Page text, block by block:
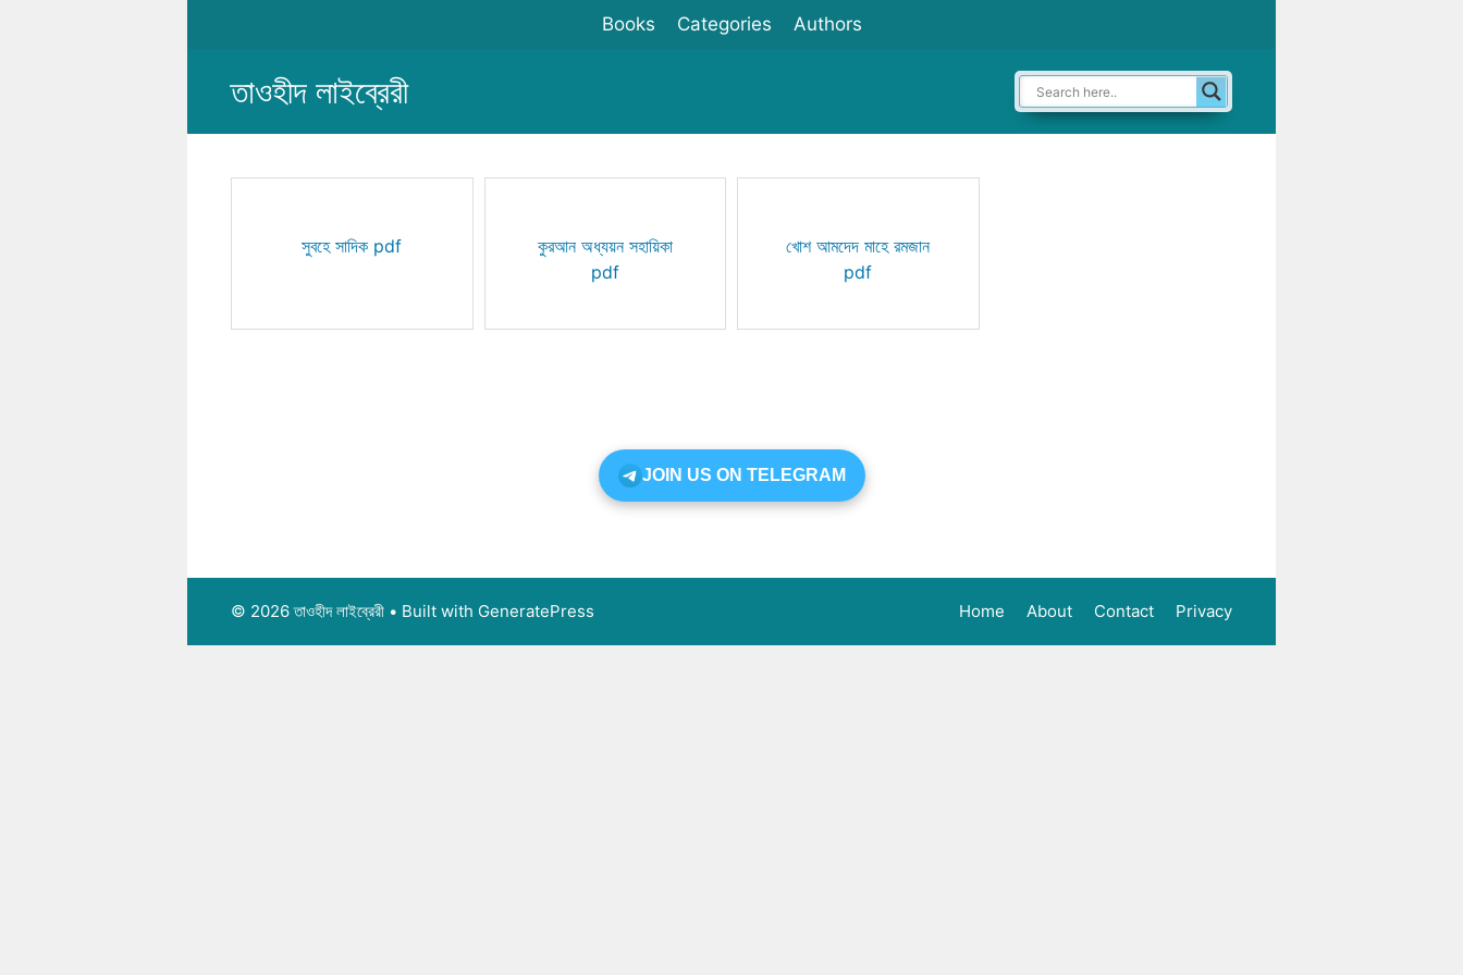
Books Categories Authors
তাওহীদ লাইব্রেরী
সুবহে সাদিক pdf
কুরআন অধ্যয়ন সহায়িকা
pdf
খোশ আমদেদ মাহে রমজান
pdf
JOIN US ON TELEGRAM
Home About Contact Privacy
© 2026 তাওহীদ লাইব্রেরী • Built with GeneratePress